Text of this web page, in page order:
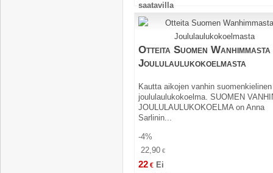
saatavilla
Otteita Suomen Wanhimmasta
Joululaulukokoelmasta
Kautta aikojen vanhin suomenkielinen
joululaulukokoelma. SUOMEN
JOULULAULUKOKOELMA on Anna
Sarlinin...
-4%
22,90€
22€ Ei